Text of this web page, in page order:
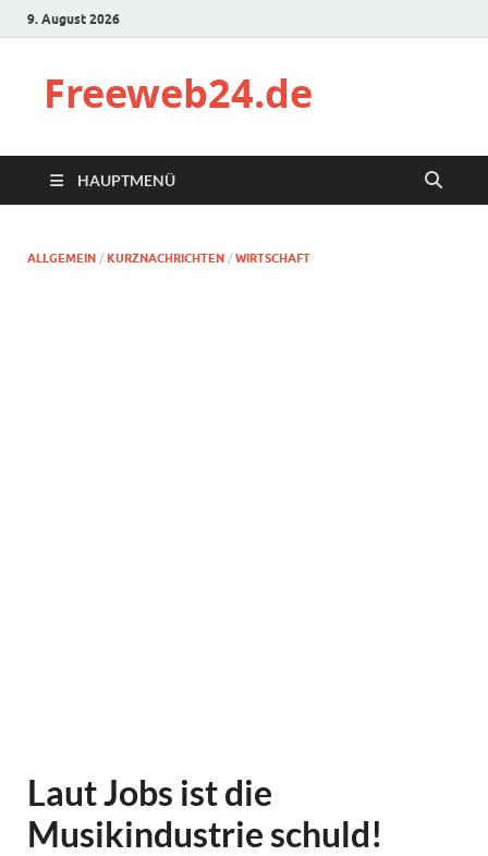
9. August 2026
Freeweb24.de
HAUPTMENÜ
ALLGEMEIN / KURZNACHRICHTEN / WIRTSCHAFT
Laut Jobs ist die
Musikindustrie schuld!